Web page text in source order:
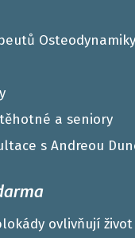
a seniory
s Andreou
ovlivňují